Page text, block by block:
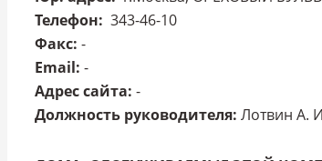
Телефон: 343-46-10
Факс: -
Email: -
Адрес сайта: -
Должность руководителя: Лотвин А.